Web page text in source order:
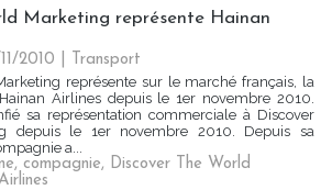
Marketing représente Hainan
2010
Transport
représente sur le marché français, la
Airlines depuis le 1er novembre 2010.
sa représentation commerciale à Discover
depuis le 1er novembre 2010. Depuis sa
a...
, compagnie, Discover The World